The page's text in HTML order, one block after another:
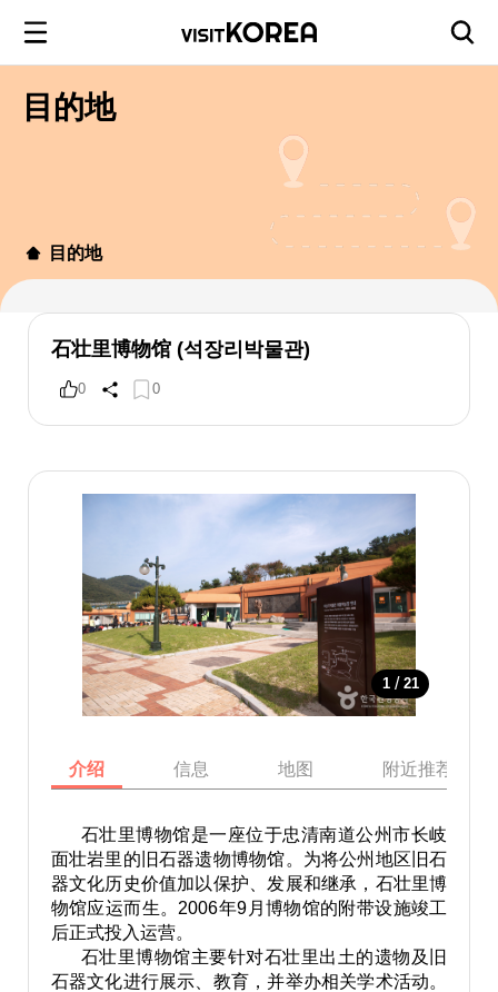
目的地
目的地
石壮里博物馆 (석장리박물관)
0 0
1 / 21
介绍 信息 地图 附近推荐景点
石壮里博物馆是一座位于忠清南道公州市长岐
面壮岩里的旧石器遗物博物馆。为将公州地区旧石
器文化历史价值加以保护、发展和继承，石壮里博
物馆应运而生。2006年9月博物馆的附带设施竣工
后正式投入运营。
石壮里博物馆主要针对石壮里出土的遗物及旧
石器文化进行展示、教育，并举办相关学术活动。